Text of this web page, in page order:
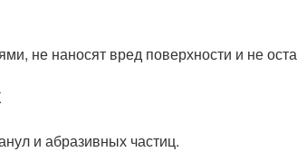
не наносят вред поверхности и не
и абразивных частиц.